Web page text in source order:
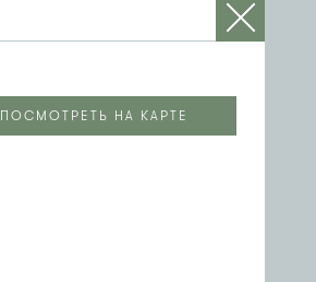
ПОСМОТРЕТЬ НА КАРТЕ